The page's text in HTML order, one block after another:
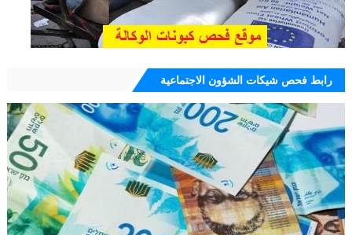
رابط فحص شيكات الشؤون الاجتماعية